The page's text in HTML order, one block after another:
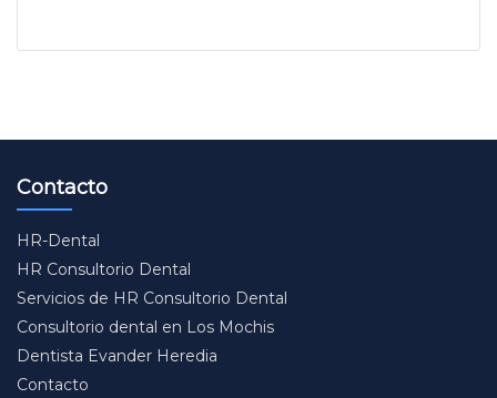
Contacto
HR-Dental
HR Consultorio Dental
Servicios de HR Consultorio Dental
Consultorio dental en Los Mochis
Dentista Evander Heredia
Contacto